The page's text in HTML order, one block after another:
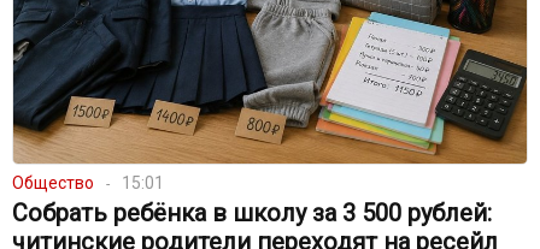
Общество 15:01
Собрать ребёнка в школу за 3 500 рублей:
читинские родители переходят на ресейл